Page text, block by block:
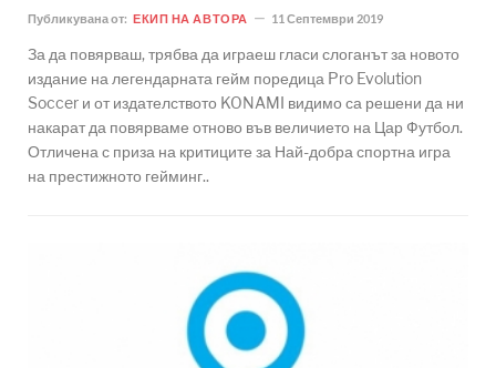
Публикувана от: ЕКИП НА АВТОРА 11 Септември 2019
За да повярваш, трябва да играеш гласи слоганът за новото
издание на легендарната гейм поредица Pro Evolution
Soccer и от издателството KONAMI видимо са решени да ни
накарат да повярваме отново във величието на Цар Футбол.
Отличена с приза на критиците за Най-добра спортна игра
на престижното гейминг..